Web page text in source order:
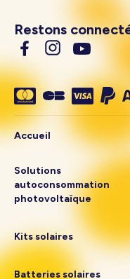
Restons
Accueil
Solutions
autoconsommation
photovoltaïque
Kits solaires
Batteries solaires